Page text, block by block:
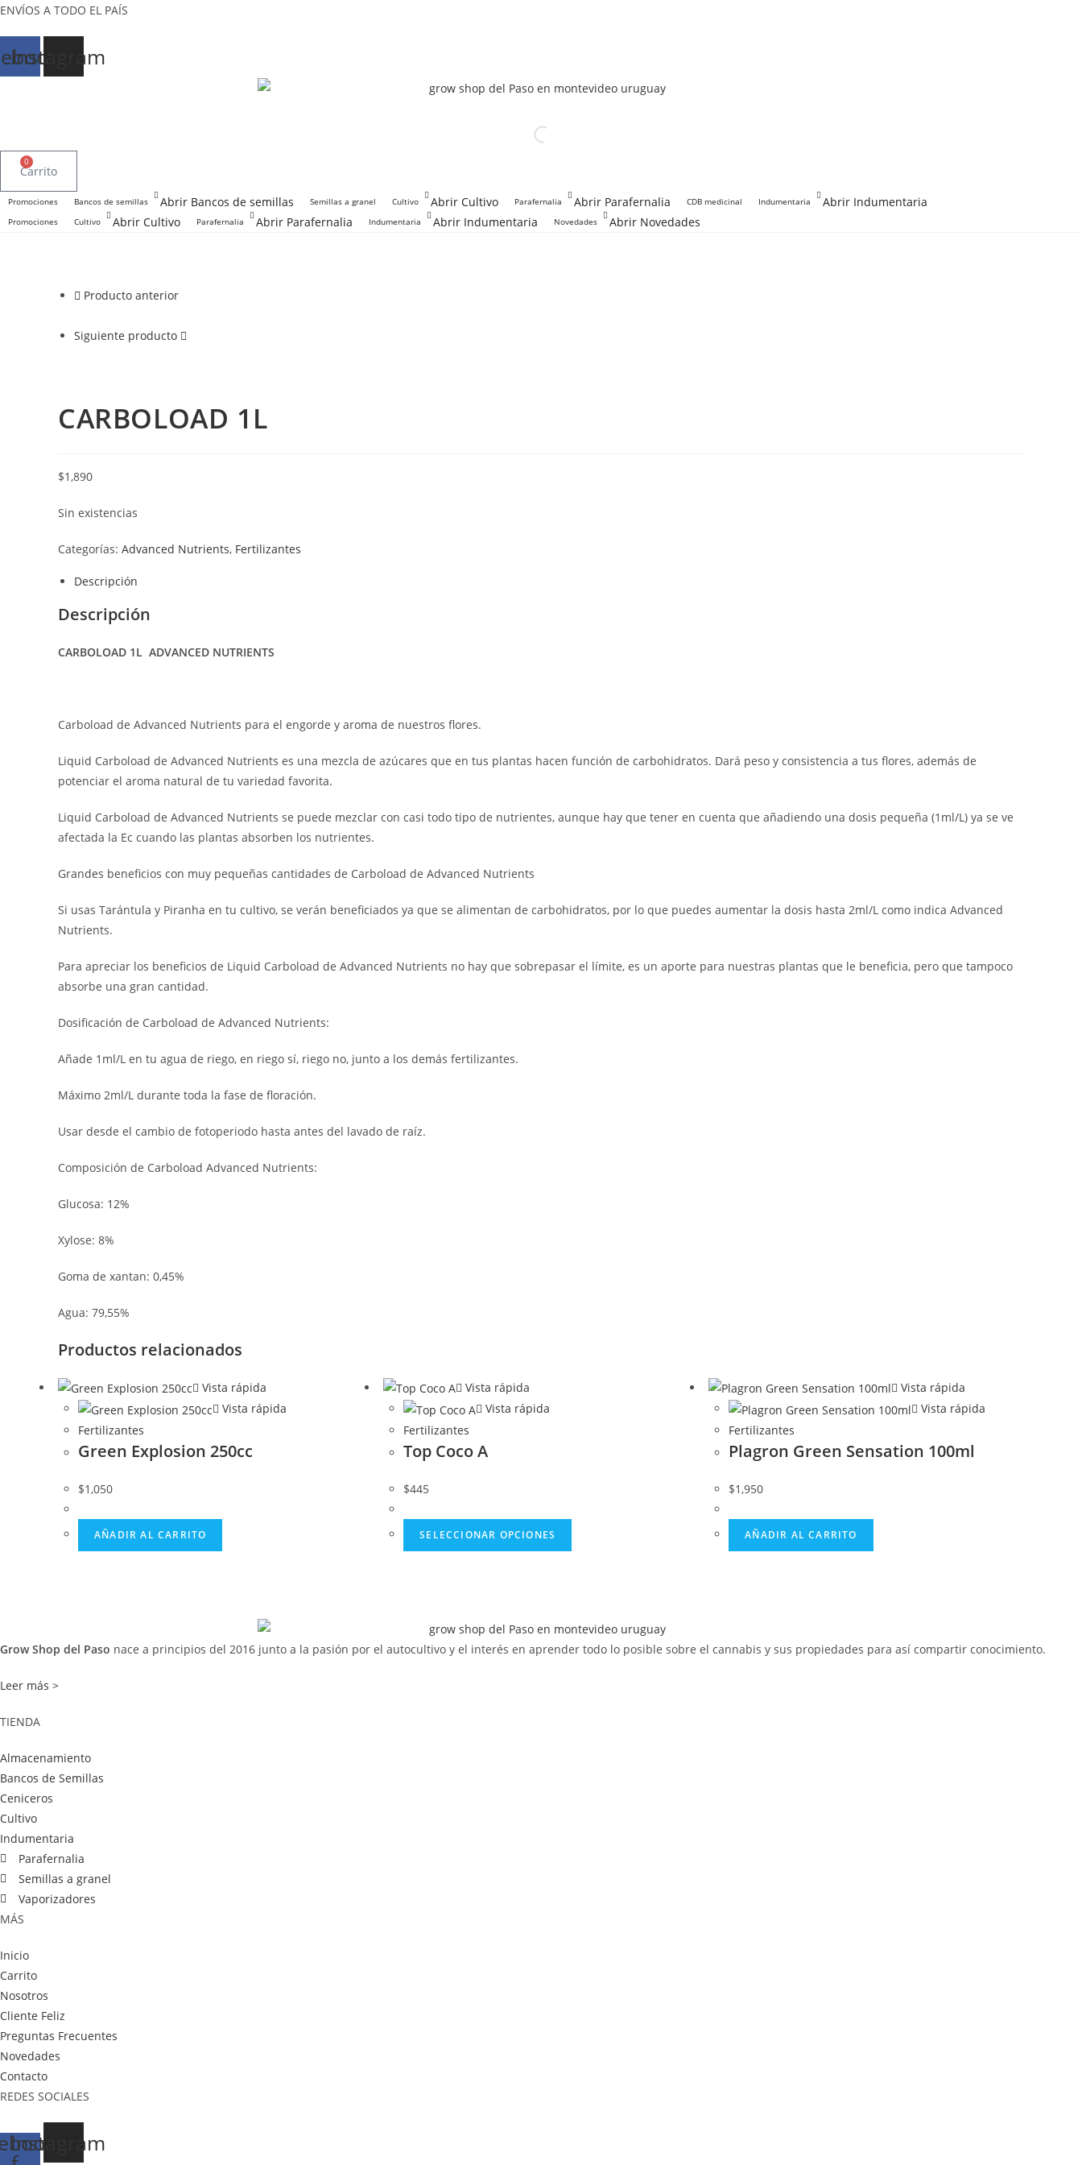
Ir
contenido
ENVÍOS A TODO EL PAÍS
Instagram
0
Carrito
Promociones Bancos de semillas Abrir Bancos de semillas Semillas a granel Cultivo Abrir Cultivo Parafernalia Abrir Parafernalia CDB medicinal Indumentaria Abrir Indumentaria
Promociones Cultivo Abrir Cultivo Parafernalia Abrir Parafernalia Indumentaria Abrir Indumentaria Novedades Abrir Novedades
Producto anterior
Siguiente producto
CARBOLOAD 1L
$1,890
Sin existencias
Categorías: Advanced Nutrients, Fertilizantes
Descripción
Descripción
CARBOLOAD 1L ADVANCED NUTRIENTS
Carboload de Advanced Nutrients para el engorde y aroma de nuestros flores.
Liquid Carboload de Advanced Nutrients es una mezcla de azúcares que en tus plantas hacen función de carbohidratos. Dará peso y consistencia a tus flores, además de
potenciar el aroma natural de tu variedad favorita.
Liquid Carboload de Advanced Nutrients se puede mezclar con casi todo tipo de nutrientes, aunque hay que tener en cuenta que añadiendo una dosis pequeña (1ml/L) ya se ve
afectada la Ec cuando las plantas absorben los nutrientes.
Grandes beneficios con muy pequeñas cantidades de Carboload de Advanced Nutrients
Si usas Tarántula y Piranha en tu cultivo, se verán beneficiados ya que se alimentan de carbohidratos, por lo que puedes aumentar la dosis hasta 2ml/L como indica Advanced
Nutrients.
Para apreciar los beneficios de Liquid Carboload de Advanced Nutrients no hay que sobrepasar el límite, es un aporte para nuestras plantas que le beneficia, pero que tampoco
absorbe una gran cantidad.
Dosificación de Carboload de Advanced Nutrients:
Añade 1ml/L en tu agua de riego, en riego sí, riego no, junto a los demás fertilizantes.
Máximo 2ml/L durante toda la fase de floración.
Usar desde el cambio de fotoperiodo hasta antes del lavado de raíz.
Composición de Carboload Advanced Nutrients:
Glucosa: 12%
Xylose: 8%
Goma de xantan: 0,45%
Agua: 79,55%
Productos relacionados
Vista rápida
Vista rápida
Fertilizantes
Green Explosion 250cc
$1,050
AÑADIR AL CARRITO
Vista rápida
Vista rápida
Fertilizantes
Top Coco A
$445
SELECCIONAR OPCIONES
producto
Las
opciones
Vista rápida
Vista rápida
Fertilizantes
Plagron Green Sensation 100ml
$1,950
AÑADIR AL CARRITO
Grow Shop del Paso nace a principios del 2016 junto a la pasión por el autocultivo y el interés en aprender todo lo posible sobre el cannabis y sus propiedades para así compartir conocimiento.
Leer más >
TIENDA
Almacenamiento
Bancos de Semillas
Ceniceros
Cultivo
Indumentaria
Parafernalia
Semillas a granel
Vaporizadores
MÁS
Inicio
Carrito
Nosotros
Cliente Feliz
Preguntas Frecuentes
Novedades
Contacto
REDES SOCIALES
Instagram